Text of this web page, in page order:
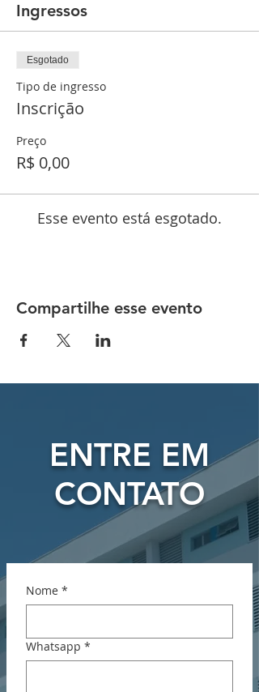
Ingressos
Esgotado
Tipo de ingresso
Inscrição
Preço
R$ 0,00
Esse evento está esgotado.
Compartilhe esse evento
ENTRE EM
CONTATO
Nome *
Whatsapp *